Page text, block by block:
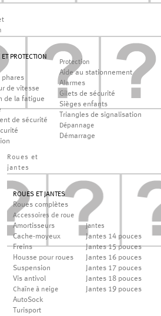
PROTECTION
phares
de vitesse
de la fatigue
de sécurité
Protection
Aide au stationnement
Alarmes
Gilets de sécurité
Sièges enfants
Triangles de signalisation
Dépannage
Démarrage
Roues et
jantes
ROUES ET JANTES
Roues complètes
Accessoires de roue
Amortisseurs
Cache-moyeux
Freins
Housse pour roues
Suspension
Vis antivol
Chaîne à neige
AutoSock
Turisport
Jantes
Jantes 14 pouces
Jantes 15 pouces
Jantes 16 pouces
Jantes 17 pouces
Jantes 18 pouces
Jantes 19 pouces